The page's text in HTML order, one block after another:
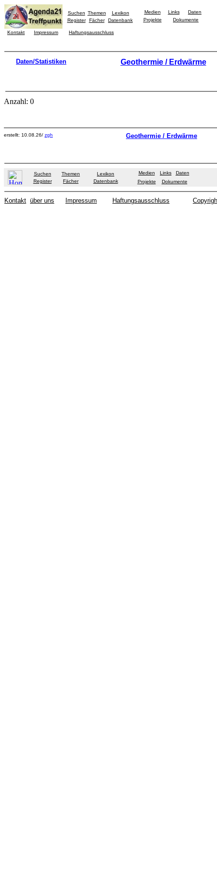
Suchen Themen
Lexikon
Register
Fächer Datenbank
Medien Links
Daten
Projekte
Dokumente
Kontakt Impressum Haftungsausschluss
Daten/Statistiken Geothermie / Erdwärme
Anzahl: 0
erstellt: 10.08.26/ zgh Geothermie / Erdwärme
Suchen Themen
Lexikon
Register
Fächer Datenbank
Medien Links
Daten
Projekte
Dokumente
Kontakt über uns Impressum Haftungsausschluss